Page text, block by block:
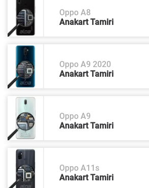
Oppo A8
Anakart Tamiri
Oppo A9 2020
Anakart Tamiri
Oppo A9
Anakart Tamiri
Oppo A11s
Anakart Tamiri